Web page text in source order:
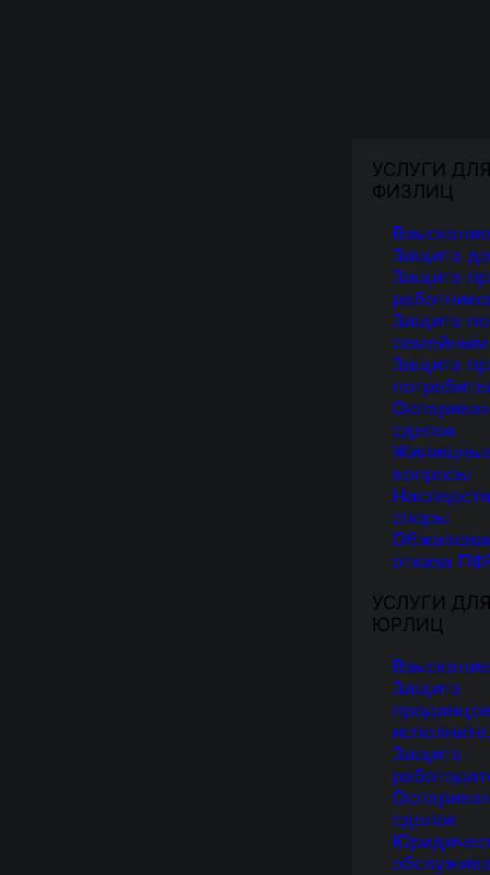
УСЛУГИ ДЛЯ
ФИЗЛИЦ
Защита
Защита
Защита по
Защита
сделок
вопросы
споры
отказа
УСЛУГИ ДЛЯ
ЮРЛИЦ
Защита
Защита
сделок